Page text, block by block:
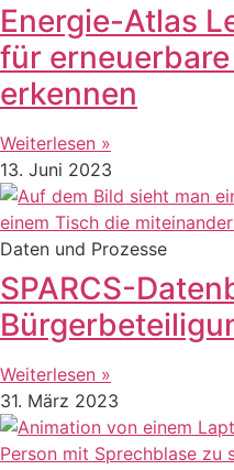
Energie-Atlas
für
erkennen
Weiterlesen »
13. Juni 2023
Daten und Prozesse
SPARCS-
Weiterlesen »
31. März 2023